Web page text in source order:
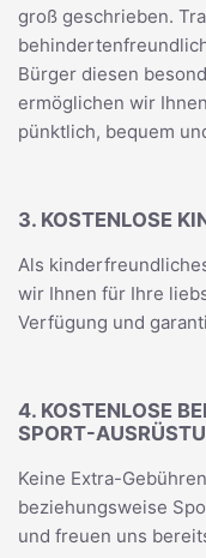
groß geschrieben.
Bürger diesen
ermöglichen wir
pünktlich, bequem
3. KOSTENLOSE
Als
wir Ihnen für Ihre
Verfügung und
4. KOSTENLOSE
SPORT-
Keine Extra-
beziehungsweise
und freuen uns